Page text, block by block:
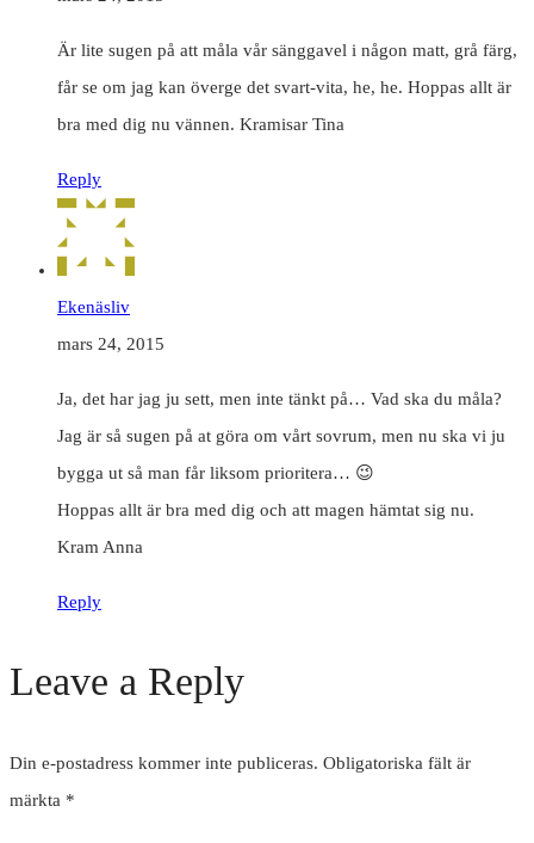
Är lite sugen på att måla vår sänggavel i någon matt, grå färg,
får se om jag kan överge det svart-vita, he, he. Hoppas allt är
bra med dig nu vännen. Kramisar Tina
Reply
Ekenäsliv
mars 24, 2015
Ja, det har jag ju sett, men inte tänkt på… Vad ska du måla?
Jag är så sugen på at göra om vårt sovrum, men nu ska vi ju
bygga ut så man får liksom prioritera… 😉
Hoppas allt är bra med dig och att magen hämtat sig nu.
Kram Anna
Reply
Leave a Reply
Din e-postadress kommer inte publiceras. Obligatoriska fält är
märkta *